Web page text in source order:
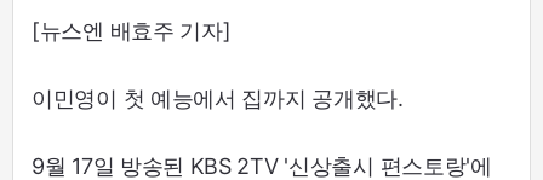
[뉴스엔 배효주 기자]
이민영이 첫 예능에서 집까지 공개했다.
9월 17일 방송된 KBS 2TV '신상출시 편스토랑'에